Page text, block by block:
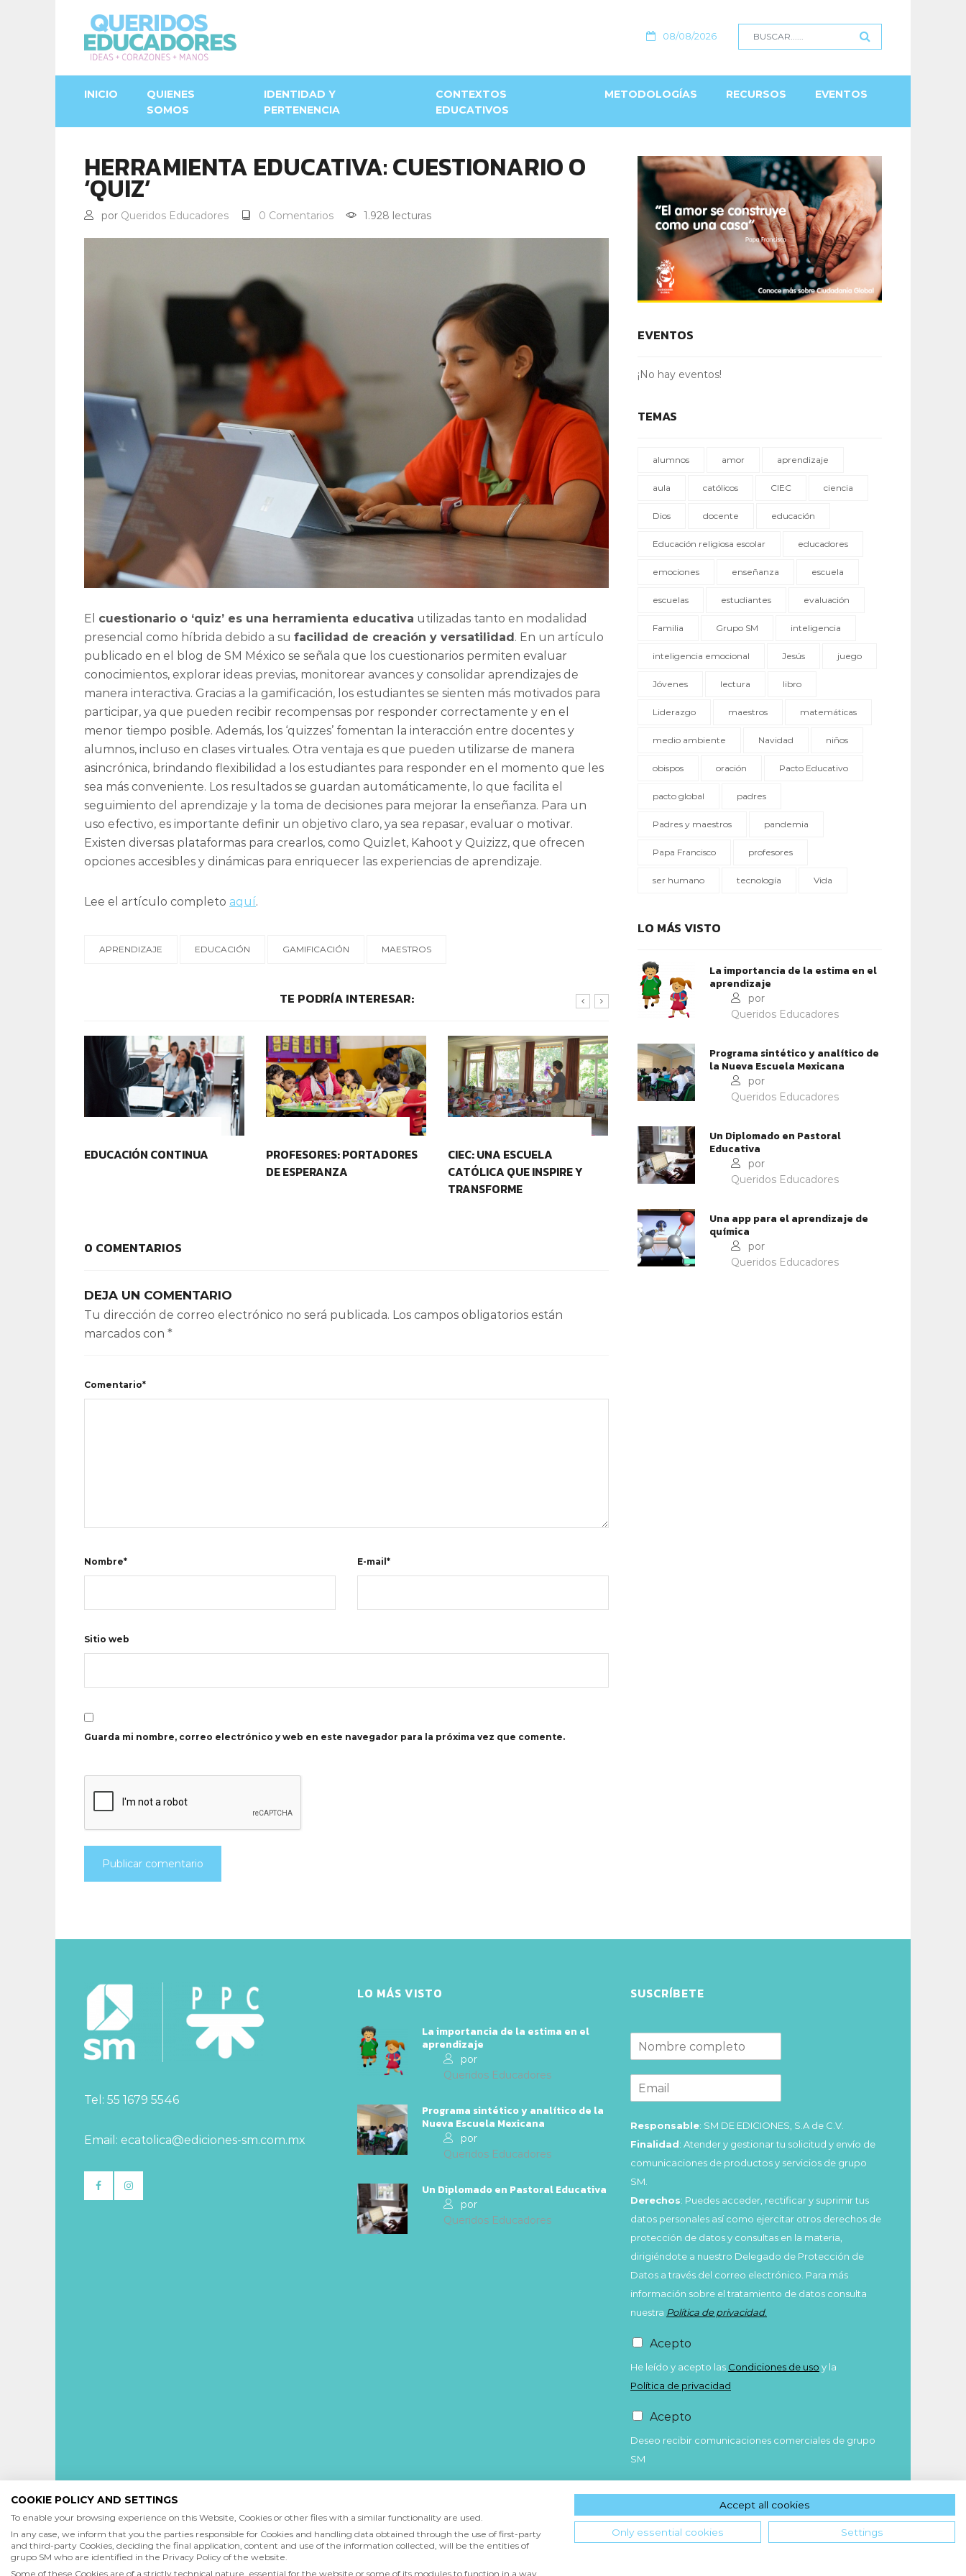
08/08/2026
INICIO
QUIENES
SOMOS
IDENTIDAD Y
PERTENENCIA
CONTEXTOS
EDUCATIVOS
METODOLOGÍAS RECURSOS EVENTOS
HERRAMIENTA EDUCATIVA: CUESTIONARIO O
‘QUIZ’
por Queridos Educadores 0 Comentarios 1.928 lecturas
El cuestionario o ‘quiz’ es una herramienta educativa utilizadas tanto en modalidad
presencial como híbrida debido a su facilidad de creación y versatilidad. En un artículo
publicado en el blog de SM México se señala que los cuestionarios permiten evaluar
conocimientos, explorar ideas previas, monitorear avances y consolidar aprendizajes de
manera interactiva. Gracias a la gamificación, los estudiantes se sienten más motivados para
participar, ya que pueden recibir recompensas por responder correctamente y en el
menor tiempo posible. Además, los ‘quizzes’ fomentan la interacción entre docentes y
alumnos, incluso en clases virtuales. Otra ventaja es que pueden utilizarse de manera
asincrónica, brindando flexibilidad a los estudiantes para responder en el momento que les
sea más conveniente. Los resultados se guardan automáticamente, lo que facilita el
seguimiento del aprendizaje y la toma de decisiones para mejorar la enseñanza. Para un
uso efectivo, es importante definir un objetivo claro, ya sea repasar, evaluar o motivar.
Existen diversas plataformas para crearlos, como Quizlet, Kahoot y Quizizz, que ofrecen
opciones accesibles y dinámicas para enriquecer las experiencias de aprendizaje.
Lee el artículo completo aquí.
APRENDIZAJE EDUCACIÓN GAMIFICACIÓN MAESTROS
TE PODRÍA INTERESAR:
EDUCACIÓN CONTINUA
PROFESORES: PORTADORES
DE ESPERANZA
CIEC: UNA ESCUELA
CATÓLICA QUE INSPIRE Y
TRANSFORME
CONTEXTOS EDUCATIVOS
CONFRONTAR LA VIOLENCIA
ESCOLAR
0 COMENTARIOS
DEJA UN COMENTARIO
Tu dirección de correo electrónico no será publicada. Los campos obligatorios están
marcados con *
Comentario*
Nombre* E-mail*
Sitio web
Guarda mi nombre, correo electrónico y web en este navegador para la próxima vez que comente.
EVENTOS
¡No hay eventos!
TEMAS
alumnos amor aprendizaje
aula católicos CIEC ciencia
Dios docente educación
Educación religiosa escolar educadores
emociones enseñanza escuela
escuelas estudiantes evaluación
Familia Grupo SM inteligencia
inteligencia emocional Jesús juego
Jóvenes lectura libro
Liderazgo maestros matemáticas
medio ambiente Navidad niños
obispos oración Pacto Educativo
pacto global padres
Padres y maestros pandemia
Papa Francisco profesores
ser humano tecnología Vida
LO MÁS VISTO
La importancia de la estima en el
aprendizaje
por
Queridos Educadores
Programa sintético y analítico de
la Nueva Escuela Mexicana
por
Queridos Educadores
Un Diplomado en Pastoral
Educativa
por
Queridos Educadores
Una app para el aprendizaje de
química
por
Queridos Educadores
Tel: 55 1679 5546
Email: ecatolica@ediciones-sm.com.mx
LO MÁS VISTO
La importancia de la estima en el
aprendizaje
por
Queridos Educadores
Programa sintético y analítico de la
Nueva Escuela Mexicana
por
Queridos Educadores
Un Diplomado en Pastoral Educativa
por
Queridos Educadores
SUSCRÍBETE
Responsable: SM DE EDICIONES, S.A de C.V.
Finalidad: Atender y gestionar tu solicitud y envío de
comunicaciones de productos y servicios de grupo
SM.
Derechos: Puedes acceder, rectificar y suprimir tus
datos personales así como ejercitar otros derechos de
protección de datos y consultas en la materia,
dirigiéndote a nuestro Delegado de Protección de
Datos a través del correo electrónico. Para más
información sobre el tratamiento de datos consulta
nuestra Política de privacidad.
Acepto
He leído y acepto las Condiciones de uso y la
Política de privacidad
Acepto
Deseo recibir comunicaciones comerciales de grupo
SM
COOKIE POLICY AND SETTINGS
To enable your browsing experience on this Website, Cookies or other files with a similar functionality are used.
In any case, we inform that you the parties responsible for Cookies and handling data obtained through the use of first-party
and third-party Cookies, deciding the final application, content and use of the information collected, will be the entities of
grupo SM who are identified in the Privacy Policy of the website.
Some of these Cookies are of a strictly technical nature, essential for the website or some of its modules to function in a way
Accept all cookies
Only essential cookies Settings